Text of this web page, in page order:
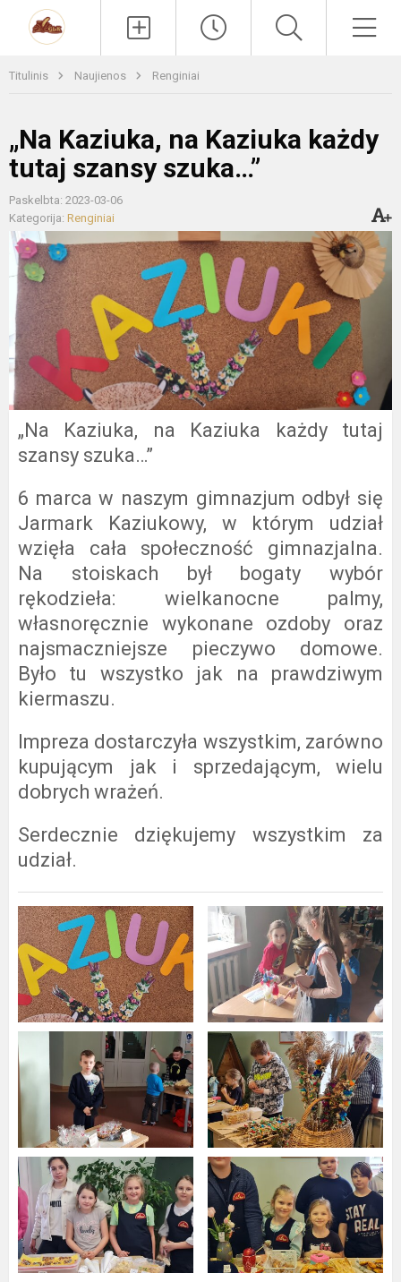
Titulinis Naujienos Renginiai
„Na Kaziuka, na Kaziuka każdy
tutaj szansy szuka…”
Paskelbta: 2023-03-06
Kategorija: Renginiai
„Na Kaziuka, na Kaziuka każdy tutaj
szansy szuka…”
6 marca w naszym gimnazjum odbył się
Jarmark Kaziukowy, w którym udział
wzięła cała społeczność gimnazjalna.
Na stoiskach był bogaty wybór
rękodzieła: wielkanocne palmy,
własnoręcznie wykonane ozdoby oraz
najsmaczniejsze pieczywo domowe.
Było tu wszystko jak na prawdziwym
kiermaszu.
Impreza dostarczyła wszystkim, zarówno
kupującym jak i sprzedającym, wielu
dobrych wrażeń.
Serdecznie dziękujemy wszystkim za
udział.